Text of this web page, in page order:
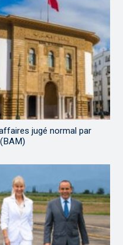
jugé normal par